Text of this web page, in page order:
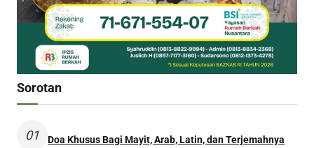
Sorotan
01 Doa Khusus Bagi Mayit, Arab, Latin, dan Terjemahnya